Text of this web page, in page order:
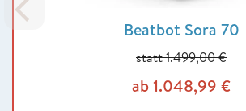
Beatbot Sora 70
statt 1.499,00 €
ab 1.048,99 €